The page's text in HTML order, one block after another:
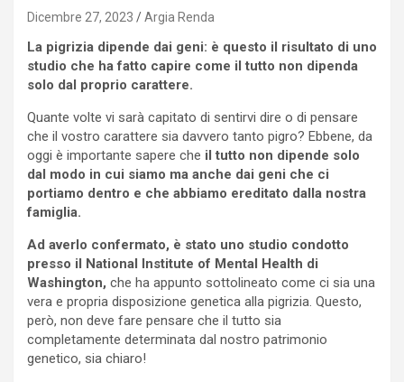
Dicembre 27, 2023 Argia Renda
La pigrizia dipende dai geni: è questo il risultato di uno
studio che ha fatto capire come il tutto non dipenda
solo dal proprio carattere.
Quante volte vi sarà capitato di sentirvi dire o di pensare
che il vostro carattere sia davvero tanto pigro? Ebbene, da
oggi è importante sapere che il tutto non dipende solo
dal modo in cui siamo ma anche dai geni che ci
portiamo dentro e che abbiamo ereditato dalla nostra
famiglia.
Ad averlo confermato, è stato uno studio condotto
presso il National Institute of Mental Health di
Washington, che ha appunto sottolineato come ci sia una
vera e propria disposizione genetica alla pigrizia. Questo,
però, non deve fare pensare che il tutto sia
completamente determinata dal nostro patrimonio
genetico, sia chiaro!